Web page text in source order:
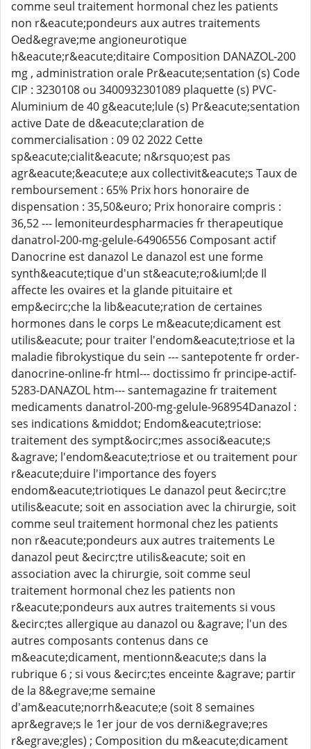
comme seul traitement hormonal chez les patients
non r&eacute;pondeurs aux autres traitements
Oed&egrave;me angioneurotique
h&eacute;r&eacute;ditaire Composition DANAZOL-200
mg , administration orale Pr&eacute;sentation (s) Code
CIP : 3230108 ou 3400932301089 plaquette (s) PVC-
Aluminium de 40 g&eacute;lule (s) Pr&eacute;sentation
active Date de d&eacute;claration de
commercialisation : 09 02 2022 Cette
sp&eacute;cialit&eacute; n&rsquo;est pas
agr&eacute;&eacute;e aux collectivit&eacute;s Taux de
remboursement : 65% Prix hors honoraire de
dispensation : 35,50&euro; Prix honoraire compris :
36,52 --- lemoniteurdespharmacies fr therapeutique
danatrol-200-mg-gelule-64906556 Composant actif
Danocrine est danazol Le danazol est une forme
synth&eacute;tique d'un st&eacute;ro&iuml;de Il
affecte les ovaires et la glande pituitaire et
emp&ecirc;che la lib&eacute;ration de certaines
hormones dans le corps Le m&eacute;dicament est
utilis&eacute; pour traiter l'endom&eacute;triose et la
maladie fibrokystique du sein --- santepotente fr order-
danocrine-online-fr html--- doctissimo fr principe-actif-
5283-DANAZOL htm--- santemagazine fr traitement
medicaments danatrol-200-mg-gelule-968954Danazol :
ses indications &middot; Endom&eacute;triose:
traitement des sympt&ocirc;mes associ&eacute;s
&agrave; l'endom&eacute;triose et ou traitement pour
r&eacute;duire l'importance des foyers
endom&eacute;triotiques Le danazol peut &ecirc;tre
utilis&eacute; soit en association avec la chirurgie, soit
comme seul traitement hormonal chez les patients
non r&eacute;pondeurs aux autres traitements Le
danazol peut &ecirc;tre utilis&eacute; soit en
association avec la chirurgie, soit comme seul
traitement hormonal chez les patients non
r&eacute;pondeurs aux autres traitements si vous
&ecirc;tes allergique au danazol ou &agrave; l'un des
autres composants contenus dans ce
m&eacute;dicament, mentionn&eacute;s dans la
rubrique 6 ; si vous &ecirc;tes enceinte &agrave; partir
de la 8&egrave;me semaine
d'am&eacute;norrh&eacute;e (soit 8 semaines
apr&egrave;s le 1er jour de vos derni&egrave;res
r&egrave;gles) ; Composition du m&eacute;dicament